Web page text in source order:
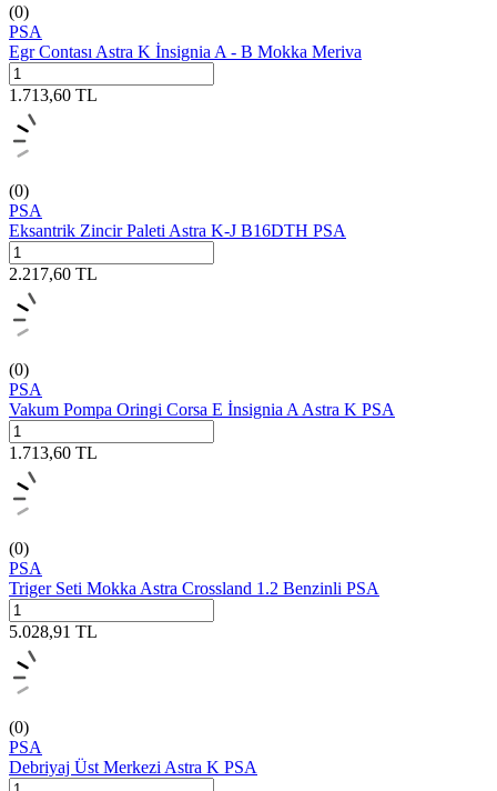
(0)
PSA
Egr Contası Astra K İnsignia A - B Mokka Meriva
1.713,60 TL
(0)
PSA
Eksantrik Zincir Paleti Astra K-J B16DTH PSA
2.217,60 TL
(0)
PSA
Vakum Pompa Oringi Corsa E İnsignia A Astra K PSA
1.713,60 TL
(0)
PSA
Triger Seti Mokka Astra Crossland 1.2 Benzinli PSA
5.028,91 TL
(0)
PSA
Debriyaj Üst Merkezi Astra K PSA